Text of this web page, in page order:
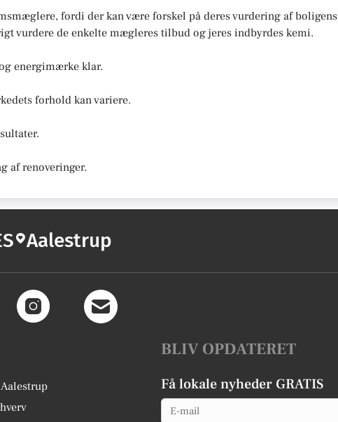
fordi der kan være forskel på deres vurdering af boligens
vurdere de enkelte mægleres tilbud og jeres indbyrdes kemi.
energimærke klar.
forhold kan variere.
af renoveringer.
Aalestrup
BLIV OPDATERET
Få lokale nyheder GRATIS
Email